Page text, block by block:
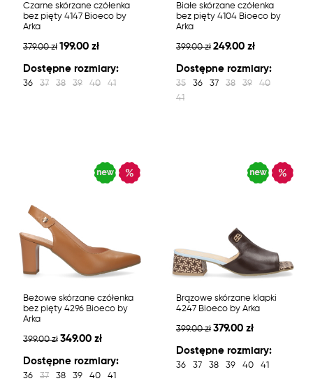
Czarne skórzane czółenka
bez pięty 4147 Bioeco by
Arka
379.00 zł 199.00 zł
Dostępne rozmiary:
36 37 38 39 40 41
Białe skórzane czółenka
bez pięty 4104 Bioeco by
Arka
399.00 zł 249.00 zł
Dostępne rozmiary:
35 36 37 38 39
40
41
Beżowe skórzane czółenka
bez pięty 4296 Bioeco by
Arka
399.00 zł 349.00 zł
Dostępne rozmiary:
36 37 38 39 40 41
Brązowe skórzane klapki
4247 Bioeco by Arka
399.00 zł 379.00 zł
Dostępne rozmiary:
36 37 38 39 40 41